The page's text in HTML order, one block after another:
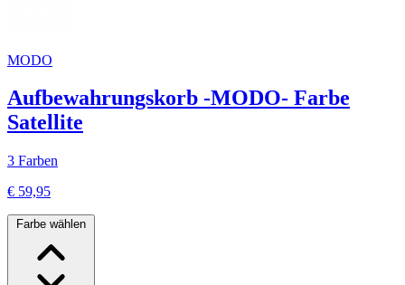
MODO
Aufbewahrungskorb -MODO- Farbe
Satellite
3 Farben
€ 59,95
Farbe wählen